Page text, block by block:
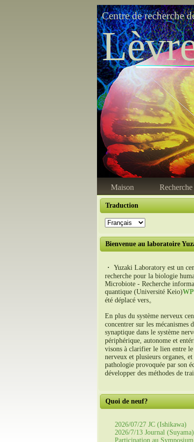
Centre de recherche
Maison Recherche
Traduction
Bienvenue au laboratoire
・ Yuzaki Laboratory est un
recherche pour la biologie
Microbiote - Recherche
quantique (Université Keio)
été déplacé vers。
En plus du système nerveux
concentrer sur les mécanismes
synaptique dans le système
périphérique, autonome et
visons à clarifier le lien entre le
nerveux et plusieurs organes,
pathologie provoquée par son
développer des méthodes de
Quoi de neuf?
2026/07/27 JC (Ishikawa)
2026/7/13 Journal (Suyama)
Participation au